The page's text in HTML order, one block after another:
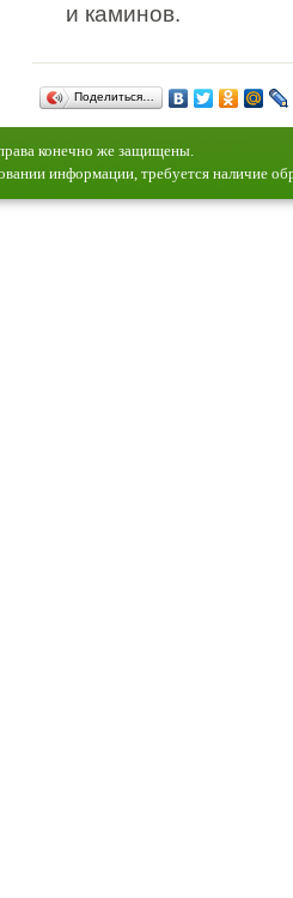
и каминов.
Поделиться…
конечно же защищены.
информации, требуется наличие